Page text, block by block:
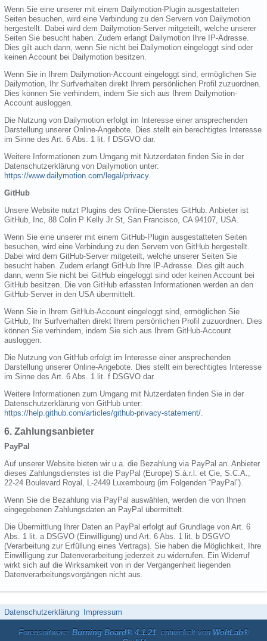
Wenn Sie eine unserer mit einem Dailymotion-Plugin ausgestatteten
Seiten besuchen, wird eine Verbindung zu den Servern von Dailymotion
hergestellt. Dabei wird dem Dailymotion-Server mitgeteilt, welche unserer
Seiten Sie besucht haben. Zudem erlangt Dailymotion Ihre IP-Adresse.
Dies gilt auch dann, wenn Sie nicht bei Dailymotion eingeloggt sind oder
keinen Account bei Dailymotion besitzen.
Wenn Sie in Ihrem Dailymotion-Account eingeloggt sind, ermöglichen Sie
Dailymotion, Ihr Surfverhalten direkt Ihrem persönlichen Profil zuzuordnen.
Dies können Sie verhindern, indem Sie sich aus Ihrem Dailymotion-
Account ausloggen.
Die Nutzung von Dailymotion erfolgt im Interesse einer ansprechenden
Darstellung unserer Online-Angebote. Dies stellt ein berechtigtes Interesse
im Sinne des Art. 6 Abs. 1 lit. f DSGVO dar.
Weitere Informationen zum Umgang mit Nutzerdaten finden Sie in der
Datenschutzerklärung von Dailymotion unter:
https://www.dailymotion.com/legal/privacy.
GitHub
Unsere Website nutzt Plugins des Online-Dienstes GitHub. Anbieter ist
GitHub, Inc, 88 Colin P Kelly Jr St, San Francisco, CA 94107, USA.
Wenn Sie eine unserer mit einem GitHub-Plugin ausgestatteten Seiten
besuchen, wird eine Verbindung zu den Servern von GitHub hergestellt.
Dabei wird dem GitHub-Server mitgeteilt, welche unserer Seiten Sie
besucht haben. Zudem erlangt GitHub Ihre IP-Adresse. Dies gilt auch
dann, wenn Sie nicht bei GitHub eingeloggt sind oder keinen Account bei
GitHub besitzen. Die von GitHub erfassten Informationen werden an den
GitHub-Server in den USA übermittelt.
Wenn Sie in Ihrem GitHub-Account eingeloggt sind, ermöglichen Sie
GitHub, Ihr Surfverhalten direkt Ihrem persönlichen Profil zuzuordnen. Dies
können Sie verhindern, indem Sie sich aus Ihrem GitHub-Account
ausloggen.
Die Nutzung von GitHub erfolgt im Interesse einer ansprechenden
Darstellung unserer Online-Angebote. Dies stellt ein berechtigtes Interesse
im Sinne des Art. 6 Abs. 1 lit. f DSGVO dar.
Weitere Informationen zum Umgang mit Nutzerdaten finden Sie in der
Datenschutzerklärung von GitHub unter:
https://help.github.com/articles/github-privacy-statement/
6. Zahlungsanbieter
PayPal
Auf unserer Website bieten wir u.a. die Bezahlung via PayPal an. Anbieter
dieses Zahlungsdienstes ist die PayPal (Europe) S.à.r.l. et Cie, S.C.A.,
22-24 Boulevard Royal, L-2449 Luxembourg (im Folgenden “PayPal”).
Wenn Sie die Bezahlung via PayPal auswählen, werden die von Ihnen
eingegebenen Zahlungsdaten an PayPal übermittelt.
Die Übermittlung Ihrer Daten an PayPal erfolgt auf Grundlage von Art. 6
Abs. 1 lit. a DSGVO (Einwilligung) und Art. 6 Abs. 1 lit. b DSGVO
(Verarbeitung zur Erfüllung eines Vertrags). Sie haben die Möglichkeit, Ihre
Einwilligung zur Datenverarbeitung jederzeit zu widerrufen. Ein Widerruf
wirkt sich auf die Wirksamkeit von in der Vergangenheit liegenden
Datenverarbeitungsvorgängen nicht aus.
Datenschutzerklärung Impressum
Forensoftware: Burning Board® 4.1.21, entwickelt von WoltLab®